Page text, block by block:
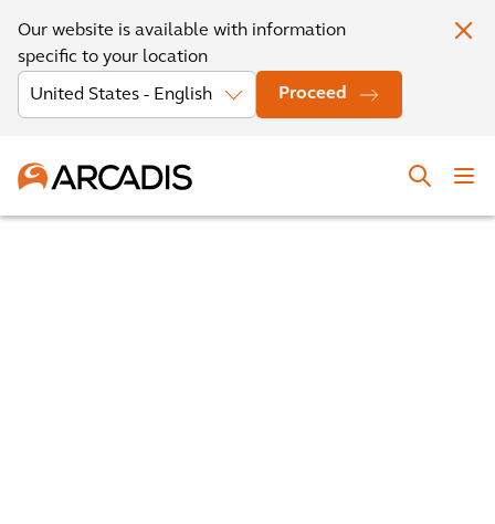
Our website is available with information
specific to your location
Proceed